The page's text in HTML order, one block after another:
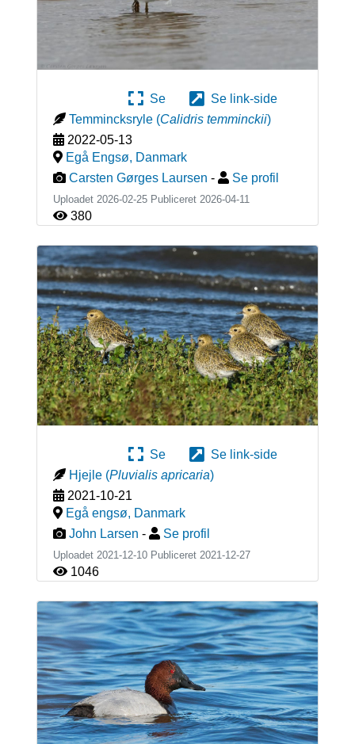
Se
Se link-side
Temmincksryle (Calidris temminckii)
2022-05-13
Egå Engsø, Danmark
Carsten Gørges Laursen - Se profil
Uploadet 2026-02-25 Publiceret 2026-04-11
380
Se
Se link-side
Hjejle (Pluvialis apricaria)
2021-10-21
Egå engsø, Danmark
John Larsen - Se profil
Uploadet 2021-12-10 Publiceret 2021-12-27
1046